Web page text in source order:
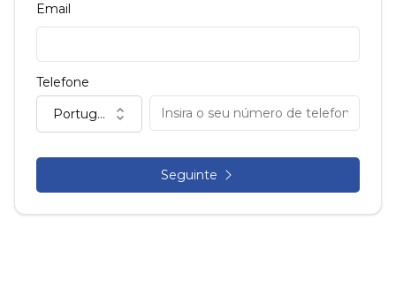
Email
Telefone
Portugal (+351)
Seguinte